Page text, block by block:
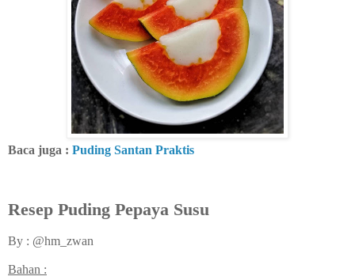
Baca juga : Puding Santan Praktis
Resep Puding Pepaya Susu
By : @hm_zwan
Bahan :